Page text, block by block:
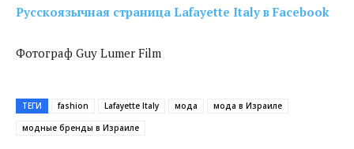
Русскоязычная страница Lafayette Italy в Facebook
Фотограф Guy Lumer Film
ТЕГИ fashion Lafayette Italy мода
мода в Израиле
модные бренды в Израиле